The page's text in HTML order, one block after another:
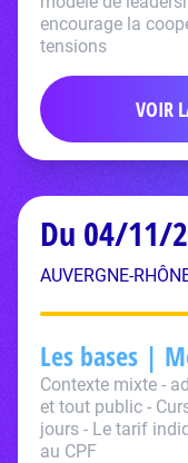
encourage la
tensions
VOIR
Du 04/11/
AUVERGNE-
Les bases |
Contexte mixte -
et tout public -
jours - Le tarif
au CPF